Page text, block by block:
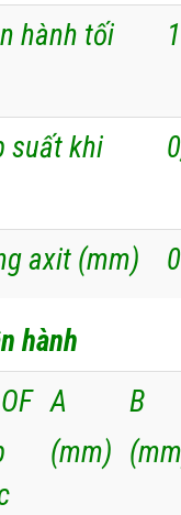
hành tối
suất khi
axit (mm) 0
hành
A
(mm)
B